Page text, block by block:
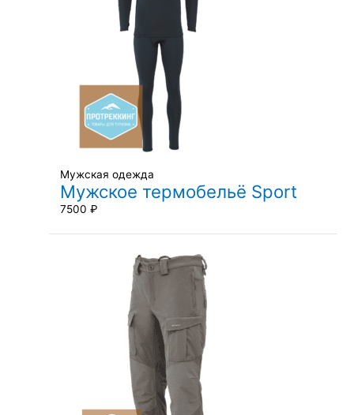
Мужская одежда
Мужское термобельё Sport
7500 ₽